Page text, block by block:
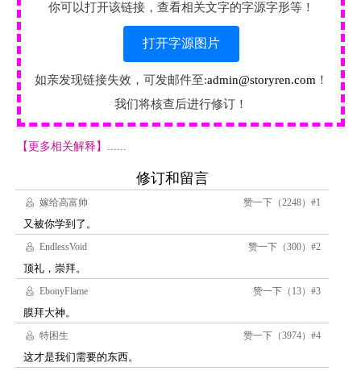
你可以打开该链接，查看相关文字的字源字形等！
打开字源图片
如亲发现链接失效，可发邮件至:admin@storyren.com ！
我们将核查后进行修订！
【更多相关解释】......